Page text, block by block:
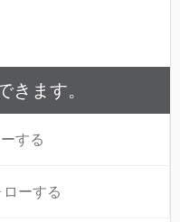
きます。
する
ローする